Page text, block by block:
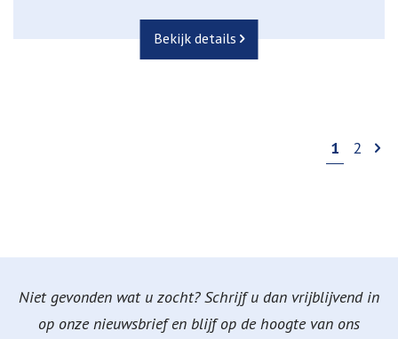
Bekijk details
1 2
Niet gevonden wat u zocht? Schrijf u dan vrijblijvend in
op onze nieuwsbrief en blijf op de hoogte van ons